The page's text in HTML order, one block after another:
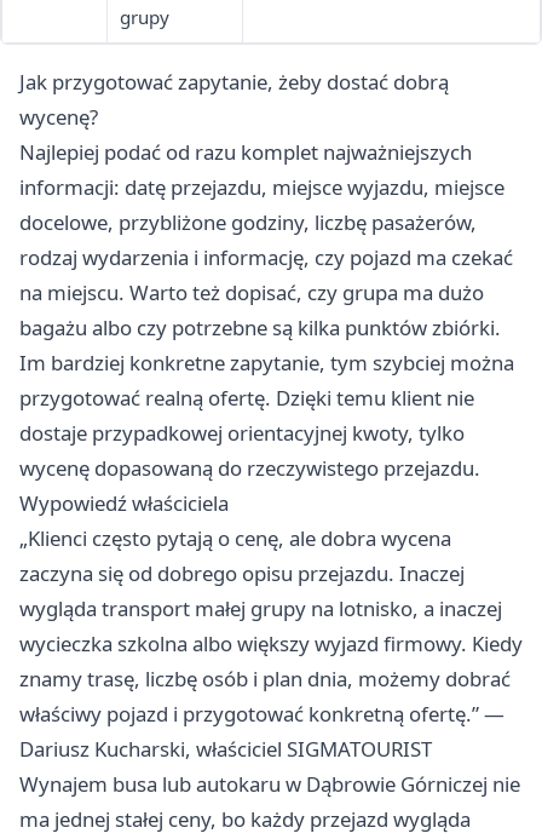
grupy
Jak przygotować zapytanie, żeby dostać dobrą
wycenę?
Najlepiej podać od razu komplet najważniejszych
informacji: datę przejazdu, miejsce wyjazdu, miejsce
docelowe, przybliżone godziny, liczbę pasażerów,
rodzaj wydarzenia i informację, czy pojazd ma czekać
na miejscu. Warto też dopisać, czy grupa ma dużo
bagażu albo czy potrzebne są kilka punktów zbiórki.
Im bardziej konkretne zapytanie, tym szybciej można
przygotować realną ofertę. Dzięki temu klient nie
dostaje przypadkowej orientacyjnej kwoty, tylko
wycenę dopasowaną do rzeczywistego przejazdu.
Wypowiedź właściciela
„Klienci często pytają o cenę, ale dobra wycena
zaczyna się od dobrego opisu przejazdu. Inaczej
wygląda transport małej grupy na lotnisko, a inaczej
wycieczka szkolna albo większy wyjazd firmowy. Kiedy
znamy trasę, liczbę osób i plan dnia, możemy dobrać
właściwy pojazd i przygotować konkretną ofertę.” —
Dariusz Kucharski, właściciel SIGMATOURIST
Wynajem busa lub autokaru w Dąbrowie Górniczej nie
ma jednej stałej ceny, bo każdy przejazd wygląda